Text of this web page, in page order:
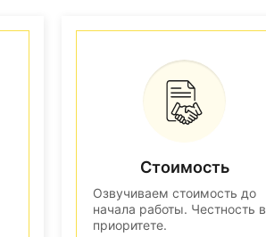
Стоимость
Озвучиваем стоимость до
начала работы. Честность в
приоритете.